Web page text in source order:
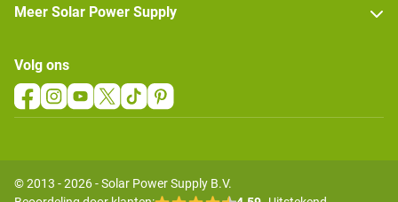
Meer Solar Power Supply
Volg ons
© 2013 - 2026 - Solar Power Supply B.V.